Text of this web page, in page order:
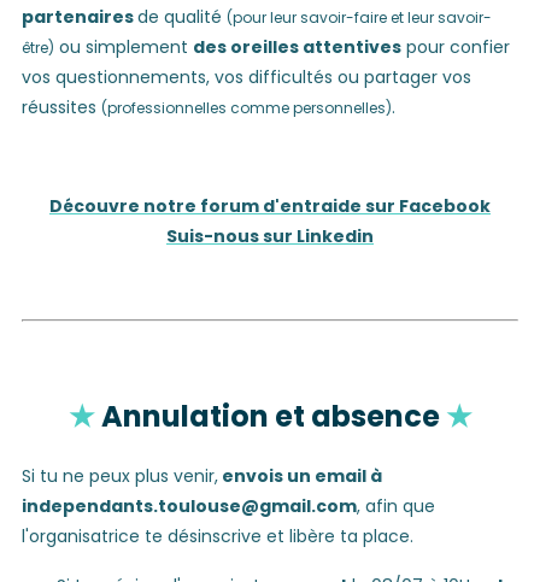
partenairesde qualité (pour leur savoir-faire et leur savoir-
être) ou simplement des oreilles attentives pour confier
vos questionnements, vos difficultés ou partager vos
réussites (professionnelles comme personnelles).
Découvre notre forum d'entraide sur Facebook
Suis-nous sur Linkedin
★Annulation et absence★
Si tu ne peux plus venir, envois un email à
independants.toulouse@gmail.com, afin que
l'organisatrice te désinscrive et libère ta place.